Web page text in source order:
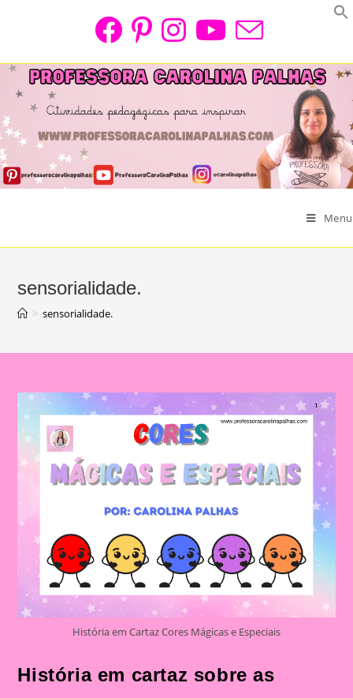
Menu
sensorialidade.
> sensorialidade.
História em Cartaz Cores Mágicas e Especiais
História em cartaz sobre as